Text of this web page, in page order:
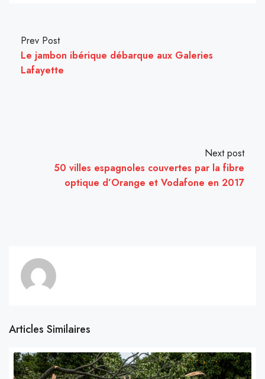
Prev Post
Le jambon ibérique débarque aux Galeries
Lafayette
Next post
50 villes espagnoles couvertes par la fibre
optique d’Orange et Vodafone en 2017
Articles Similaires